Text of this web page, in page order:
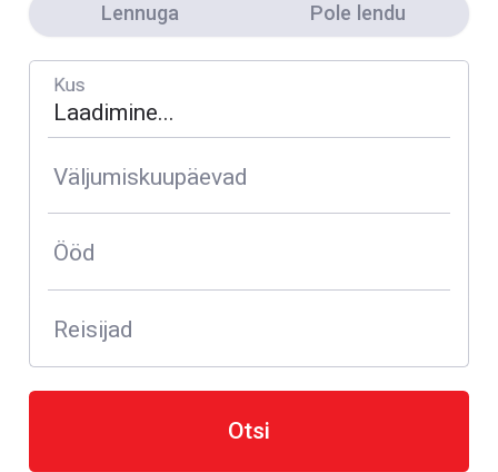
Lennuga Pole lendu
Kus
Väljumiskuupäevad
Ööd
Reisijad
Otsi